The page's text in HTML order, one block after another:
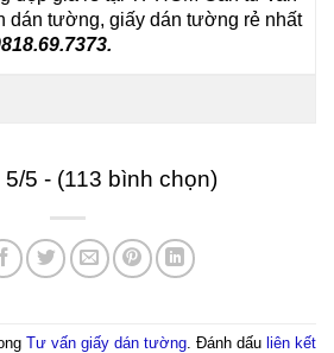
dán tường, giấy dán tường rẻ nhất
5/5 - (113 bình chọn)
Tư vấn giấy dán tường. Đánh dấu liên kết